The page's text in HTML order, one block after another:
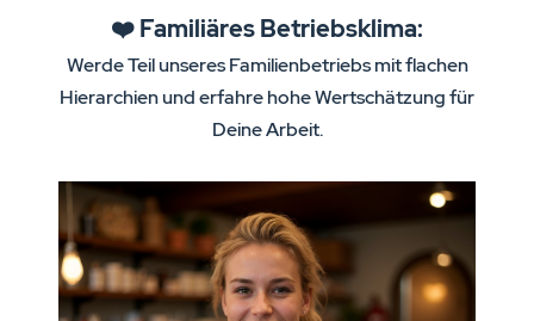
❤️ Familiäres Betriebsklima:
Werde Teil unseres Familienbetriebs mit flachen
Hierarchien und erfahre hohe Wertschätzung für
Deine Arbeit.